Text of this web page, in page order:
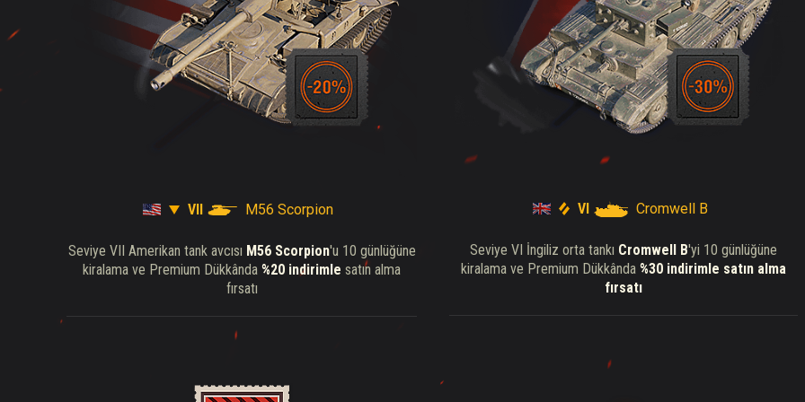
VII M56 Scorpion
Seviye VII Amerikan tank avcısı M56 Scorpion'u 10 günlüğüne
kiralama ve Premium Dükkânda %20 indirimle satın alma
fırsatı
VI Cromwell B
Seviye VI İngiliz orta tankı Cromwell B'yi 10 günlüğüne
kiralama ve Premium Dükkânda %30 indirimle satın alma
fırsatı